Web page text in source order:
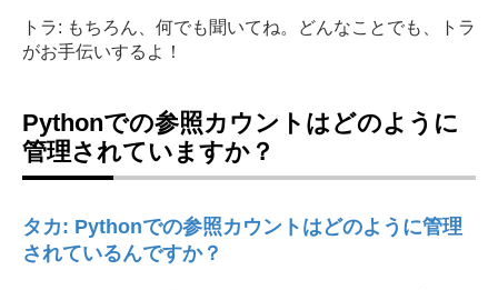
トラ: もちろん、何でも聞いてね。どんなことでも、トラ
がお手伝いするよ！
Pythonでの参照カウントはどのように
管理されていますか？
タカ: Pythonでの参照カウントはどのように管理
されているんですか？